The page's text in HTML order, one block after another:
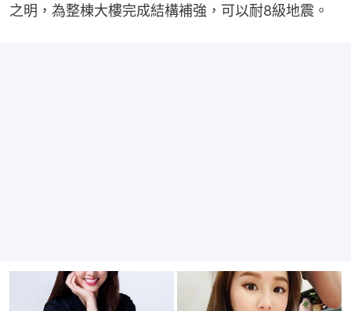
之明，為整棟大樓完成結構補強，可以耐8級地震。